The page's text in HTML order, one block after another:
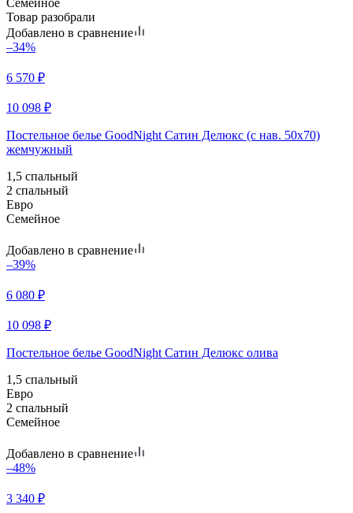
Семейное
Товар разобрали
Добавлено в сравнение
–34%
6 570 ₽
10 098 ₽
Постельное белье GoodNight Сатин Делюкс (с нав. 50х70)
жемчужный
1,5 спальный
2 спальный
Евро
Семейное
Добавлено в сравнение
–39%
6 080 ₽
10 098 ₽
Постельное белье GoodNight Сатин Делюкс олива
1,5 спальный
Евро
2 спальный
Семейное
Добавлено в сравнение
–48%
3 340 ₽